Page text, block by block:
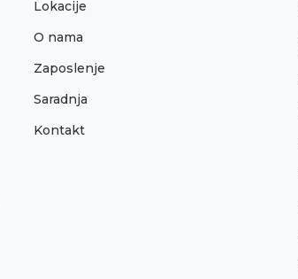
Lokacije
O nama
Zaposlenje
Saradnja
Kontakt